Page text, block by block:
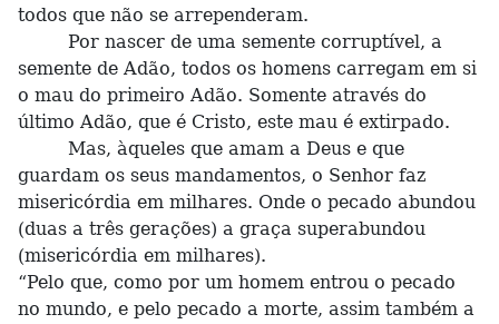
todos que não se arrependeram.
Por nascer de uma semente corruptível, a
semente de Adão, todos os homens carregam em si
o mau do primeiro Adão. Somente através do
último Adão, que é Cristo, este mau é extirpado.
Mas, àqueles que amam a Deus e que
guardam os seus mandamentos, o Senhor faz
misericórdia em milhares. Onde o pecado abundou
(duas a três gerações) a graça superabundou
(misericórdia em milhares).
“Pelo que, como por um homem entrou o pecado
no mundo, e pelo pecado a morte, assim também a